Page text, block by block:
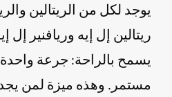
يوجد لكل من الريتالين
ريتالين إل إيه وريافنير إل
يسمح بالراحة: جرعة
مستمر. وهذه ميزة لمن